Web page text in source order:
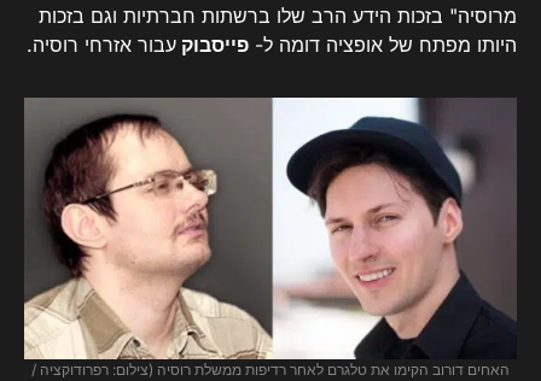
מרוסיה" בזכות הידע הרב שלו ברשתות חברתיות וגם בזכות
היותו מפתח של אופציה דומה ל- פייסבוק עבור אזרחי רוסיה.
האחים דורוב הקימו את טלגרם לאחר רדיפות ממשלת רוסיה (צילום: רפרודוקציה /